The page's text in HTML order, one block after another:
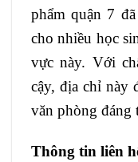
phẩm quận 7
cho nhiều học
vực này. Với
cậy, địa chỉ này
văn phòng đáng
Thông tin liên